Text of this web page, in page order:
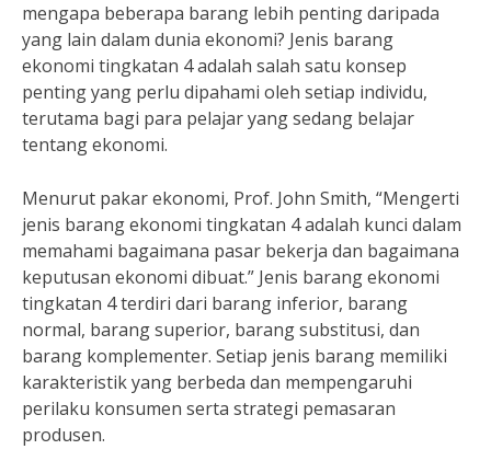
mengapa beberapa barang lebih penting daripada
yang lain dalam dunia ekonomi? Jenis barang
ekonomi tingkatan 4 adalah salah satu konsep
penting yang perlu dipahami oleh setiap individu,
terutama bagi para pelajar yang sedang belajar
tentang ekonomi.
Menurut pakar ekonomi, Prof. John Smith, “Mengerti
jenis barang ekonomi tingkatan 4 adalah kunci dalam
memahami bagaimana pasar bekerja dan bagaimana
keputusan ekonomi dibuat.” Jenis barang ekonomi
tingkatan 4 terdiri dari barang inferior, barang
normal, barang superior, barang substitusi, dan
barang komplementer. Setiap jenis barang memiliki
karakteristik yang berbeda dan mempengaruhi
perilaku konsumen serta strategi pemasaran
produsen.